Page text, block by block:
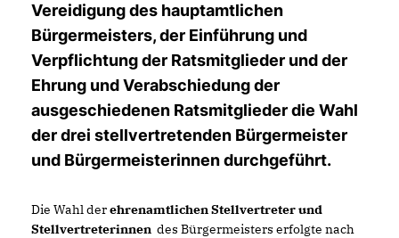
Vereidigung des hauptamtlichen
Bürgermeisters, der Einführung und
Verpflichtung der Ratsmitglieder und der
Ehrung und Verabschiedung der
ausgeschiedenen Ratsmitglieder die Wahl
der drei stellvertretenden Bürgermeister
und Bürgermeisterinnen durchgeführt.
Die Wahl derehrenamtlichen Stellvertreter und
Stellvertreterinnen des Bürgermeisters erfolgte nach